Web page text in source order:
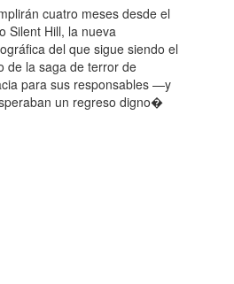
cuatro meses desde el
Silent Hill, la nueva
del que sigue siendo el
de la saga de terror de
para sus responsables —y
un regreso digno�